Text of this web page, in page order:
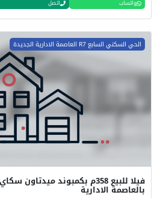
واتساب اتصل
الحي السكني السابع R7 العاصمة الادارية الجديدة
فيلا للبيع 358م بكمبوند
بالعاصمة الادارية